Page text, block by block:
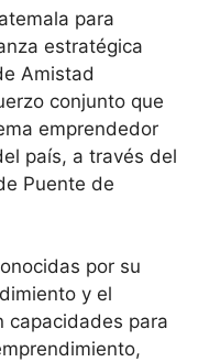
para
estratégica
Amistad
conjunto que
emprendedor
país, a través del
Puente de
por su
y el
capacidades para